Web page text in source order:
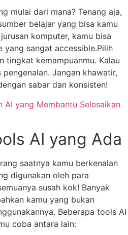
mulai dari mana? Tenang aja,
belajar yang bisa kamu
komputer, kamu bisa
yang sangat accessible.Pilih
tingkat kemampuanmu. Kalau
Jangan khawatir,
sabar dan konsisten!
AI yang Membantu Selesaikan
AI yang Ada
saatnya kamu berkenalan
digunakan oleh para
susah kok! Banyak
kamu yang bukan
Beberapa tools AI
coba antara lain: